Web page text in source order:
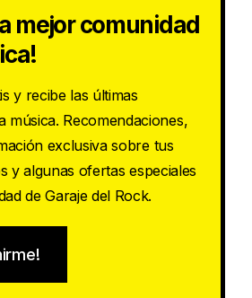
mejor comunidad
y recibe las últimas
música. Recomendaciones,
exclusiva sobre tus
y algunas ofertas especiales
de Garaje del Rock.